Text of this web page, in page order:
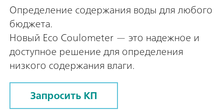
Определение содержания воды для любого
бюджета.
Новый Eco Coulometer — это надежное и
доступное решение для определения
низкого содержания влаги.
Запросить КП